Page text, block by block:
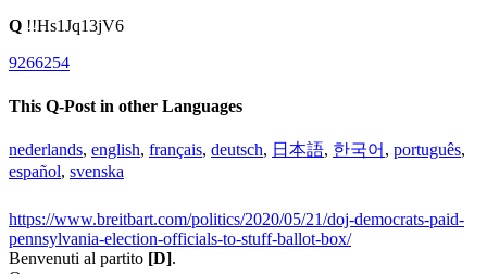
Q !!Hs1Jq13jV6
9266254
This Q-Post in other Languages
nederlands, english, français, deutsch, 日本語, 한국어 , português,
español, svenska
https://www.breitbart.com/politics/2020/05/21/doj-democrats-paid-
pennsylvania-election-officials-to-stuff-ballot-box/
Benvenuti al partito [D].